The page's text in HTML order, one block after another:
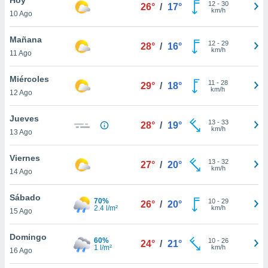
en
más
nuestra
de
cookies
aceptar
10 Ago
26° / 17° 12- 30
km/h
Mañana
11 Ago
28° / 16° 12- 29
km/h
Miércoles
12 Ago
29° / 18° 11 - 28
km/h
Jueves
13 Ago
28° / 19° 13- 33
km/h
Viernes
14 Ago
27° / 20° 13- 32
km/h
Sábado
15 Ago
70%
2.4 l/m²
26° / 20° 10- 29
km/h
Domingo
16 Ago
60%
1 l/m²
24° / 21° 10- 26
km/h